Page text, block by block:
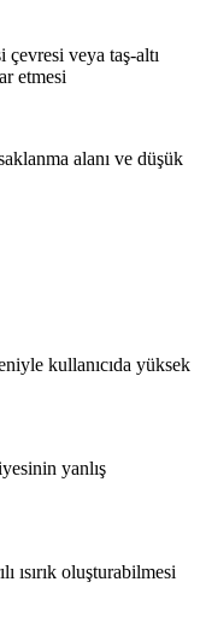
çevresi veya taş-altı
etmesi
alanı ve düşük
kullanıcıda yüksek
yanlış
ısırık oluşturabilmesi